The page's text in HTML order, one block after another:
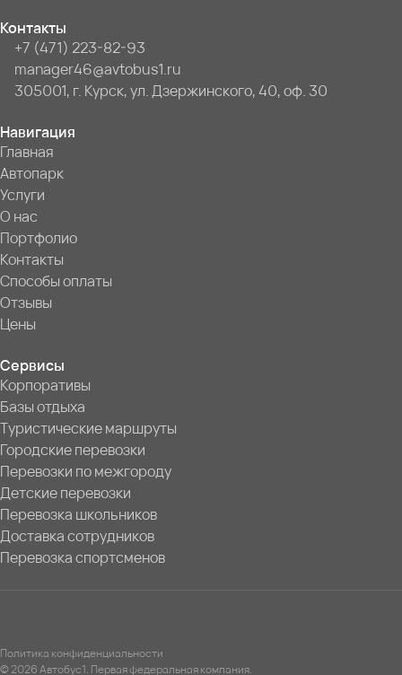
Контакты
+7 (471) 223-82-93
manager46@avtobus1.ru
305001, г. Курск, ул. Дзержинского, 40, оф. 30
Навигация
Главная
Автопарк
Услуги
О нас
Портфолио
Контакты
Способы оплаты
Отзывы
Цены
Сервисы
Корпоративы
Базы отдыха
Туристические маршруты
Городские перевозки
Перевозки по межгороду
Детские перевозки
Перевозка школьников
Доставка сотрудников
Перевозка спортсменов
Политика конфиденциальности
© 2026 Автобус1. Первая федеральная компания.